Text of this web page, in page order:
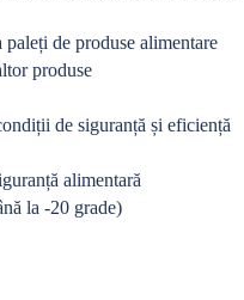
de produse alimentare
produse
de siguranță și eficiență
alimentară
la -20 grade)